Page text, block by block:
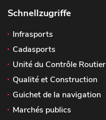
Schnellzugriffe
Infrasports
Cadasports
Unité du Contrôle Routier
Qualité et Construction
Guichet de la navigation
Marchés publics